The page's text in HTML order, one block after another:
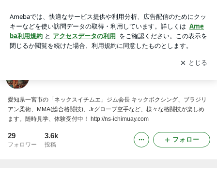
アプリをダウンロードして ブログの更新通知
を受け取りまし
ょう。
開く
愛知県一宮市の「ネックスイチムエ」ジム会長 キックボクシング、ブラジリ
アン柔術、MMA(総合格闘技)、Jrグローブ空手など、様々な格闘技が楽しめ
ます。随時見学、体験受付中！ http://ns-ichimuay.com
29
フォロワー
3.6k
投稿
フォロー